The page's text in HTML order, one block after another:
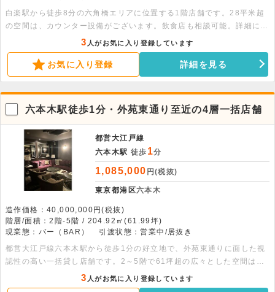
白楽駅から徒歩8分の六角橋エリアに位置する1階店舗です。28平米超
の空間は、カウンター設備がございます。飲食店も相談可能。詳細につ
いてはお問い合わせください。
3 人がお気に入り登録しています
お気に入り登録 詳細を見る
六本木駅徒歩1分・外苑東通り至近の4層一括店舗
都営大江戸線
六本木駅 徒歩 1分
1,085,000 円(税抜)
東京都港区六本木
造作価格：40,000,000円(税抜)
階層/面積：2階-5階 / 204.92㎡(61.99坪)
現業態：バー（BAR）
引渡状態：営業中/居抜き
都営大江戸線六本木駅から徒歩1分の好立地で、外苑東通りに面した視
認性の高い一括貸し店舗です。2～5階で61坪超の広々とした空間は、
カラオケ個室バーの居抜き状態で引き渡しとなっております。お気軽に
お問い合わせください。 面積：各階51.23平米
3 人がお気に入り登録しています